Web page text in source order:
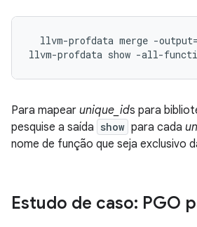
llvm-profdata merge -
llvm-profdata show -all-
Para mapear unique_ids para
pesquise a saída show para cada
nome de função que seja exclusivo
Estudo de caso: PGO